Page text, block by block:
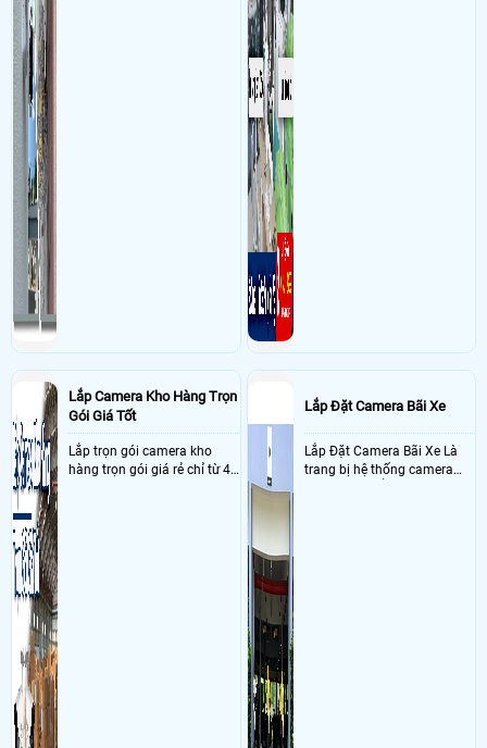
Lắp Camera Kho Hàng Trọn
Gói Giá Tốt
Lắp trọn gói camera kho
hàng trọn gói giá rẻ chỉ từ 4
Lắp Đặt Camera Bãi Xe
Lắp Đặt Camera Bãi Xe Là
trang bị hệ thống camera